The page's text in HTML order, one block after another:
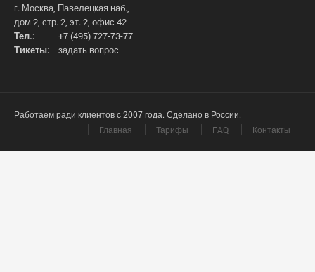
г. Москва, Павелецкая наб.,
дом 2, стр. 2, эт. 2, офис 42
Тел.:
+7 (495) 727-73-77
Тикеты:
задать вопрос
Работаем ради клиентов с 2007 года. Сделано в России.
Главная
Тарифы FAQ Контакты